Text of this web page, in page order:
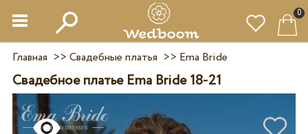
0
Главная >> Свадебные платья >> Ema Bride
Свадебное платье Ema Bride 18-21